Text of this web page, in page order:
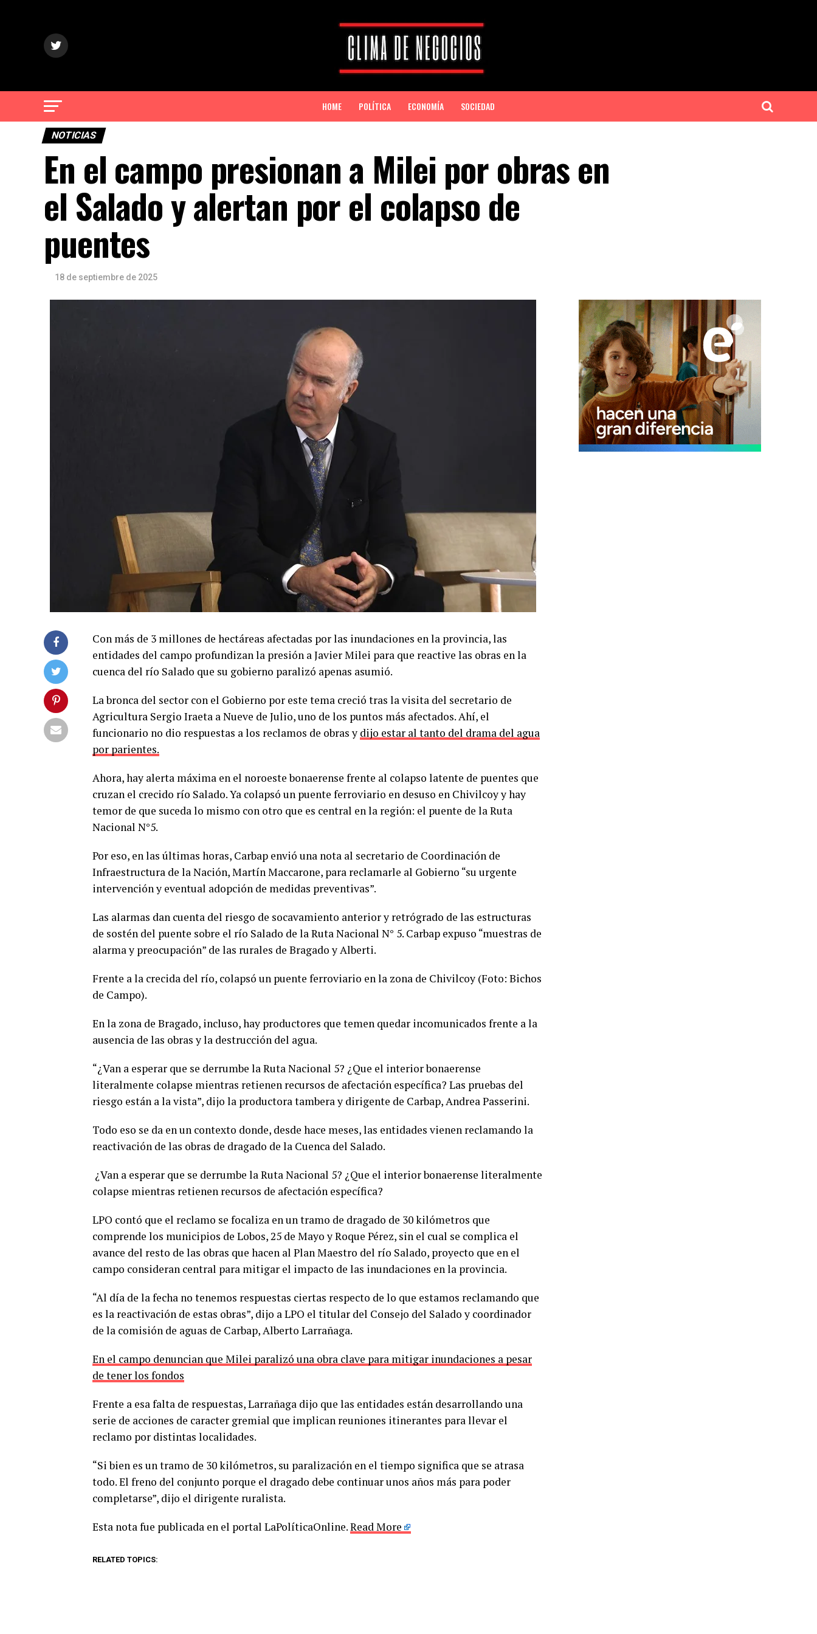
HOME POLÍTICA ECONOMÍA SOCIEDAD
NOTICIAS
En el campo presionan a Milei por obras en
el Salado y alertan por el colapso de
puentes
18 de septiembre de 2025
Con más de 3 millones de hectáreas afectadas por las inundaciones en la provincia, las
entidades del campo profundizan la presión a Javier Milei para que reactive las obras en la
cuenca del río Salado que su gobierno paralizó apenas asumió.
La bronca del sector con el Gobierno por este tema creció tras la visita del secretario de
Agricultura Sergio Iraeta a Nueve de Julio, uno de los puntos más afectados. Ahí, el
funcionario no dio respuestas a los reclamos de obras y dijo estar al tanto del drama del agua
por parientes.
Ahora, hay alerta máxima en el noroeste bonaerense frente al colapso latente de puentes que
cruzan el crecido río Salado. Ya colapsó un puente ferroviario en desuso en Chivilcoy y hay
temor de que suceda lo mismo con otro que es central en la región: el puente de la Ruta
Nacional N°5.
Por eso, en las últimas horas, Carbap envió una nota al secretario de Coordinación de
Infraestructura de la Nación, Martín Maccarone, para reclamarle al Gobierno “su urgente
intervención y eventual adopción de medidas preventivas”.
Las alarmas dan cuenta del riesgo de socavamiento anterior y retrógrado de las estructuras
de sostén del puente sobre el río Salado de la Ruta Nacional N° 5. Carbap expuso “muestras de
alarma y preocupación” de las rurales de Bragado y Alberti.
Frente a la crecida del río, colapsó un puente ferroviario en la zona de Chivilcoy (Foto: Bichos
de Campo).
En la zona de Bragado, incluso, hay productores que temen quedar incomunicados frente a la
ausencia de las obras y la destrucción del agua.
“¿Van a esperar que se derrumbe la Ruta Nacional 5? ¿Que el interior bonaerense
literalmente colapse mientras retienen recursos de afectación específica? Las pruebas del
riesgo están a la vista”, dijo la productora tambera y dirigente de Carbap, Andrea Passerini.
Todo eso se da en un contexto donde, desde hace meses, las entidades vienen reclamando la
reactivación de las obras de dragado de la Cuenca del Salado.
¿Van a esperar que se derrumbe la Ruta Nacional 5? ¿Que el interior bonaerense literalmente
colapse mientras retienen recursos de afectación específica?
LPO contó que el reclamo se focaliza en un tramo de dragado de 30 kilómetros que
comprende los municipios de Lobos, 25 de Mayo y Roque Pérez, sin el cual se complica el
avance del resto de las obras que hacen al Plan Maestro del río Salado, proyecto que en el
campo consideran central para mitigar el impacto de las inundaciones en la provincia.
“Al día de la fecha no tenemos respuestas ciertas respecto de lo que estamos reclamando que
es la reactivación de estas obras”, dijo a LPO el titular del Consejo del Salado y coordinador
de la comisión de aguas de Carbap, Alberto Larrañaga.
En el campo denuncian que Milei paralizó una obra clave para mitigar inundaciones a pesar
de tener los fondos
Frente a esa falta de respuestas, Larrañaga dijo que las entidades están desarrollando una
serie de acciones de caracter gremial que implican reuniones itinerantes para llevar el
reclamo por distintas localidades.
“Si bien es un tramo de 30 kilómetros, su paralización en el tiempo significa que se atrasa
todo. El freno del conjunto porque el dragado debe continuar unos años más para poder
completarse”, dijo el dirigente ruralista.
Esta nota fue publicada en el portal LaPolíticaOnline.Read More
RELATED TOPICS: